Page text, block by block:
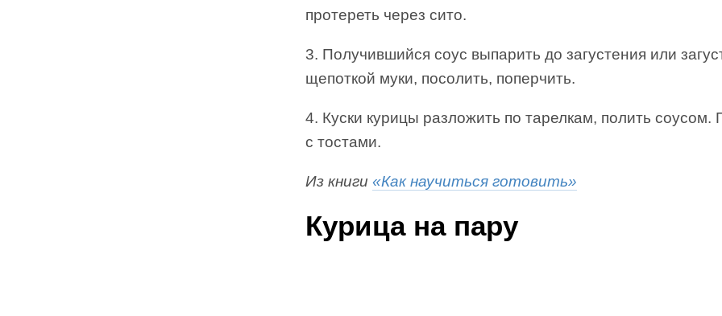
протереть через сито.
3. Получившийся соус выпарить до загустения или
щепоткой муки, посолить, поперчить.
4. Куски курицы разложить по тарелкам, полить соусом.
с тостами.
Из книги «Как научиться готовить»
Курица на пару